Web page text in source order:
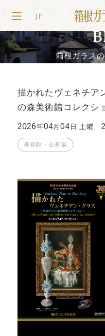
JP
箱根ガラス
描かれたヴェネチア
の森美術館コレクシ
2026年04 月04 日 土曜
美術館・企画展